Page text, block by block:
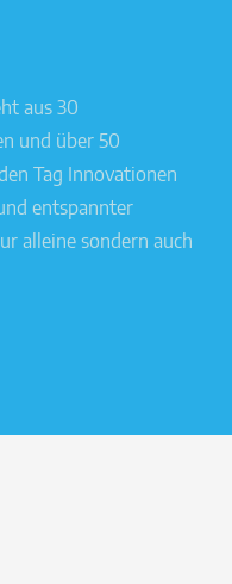
aus 30
und über 50
Tag Innovationen
entspannter
alleine sondern auch